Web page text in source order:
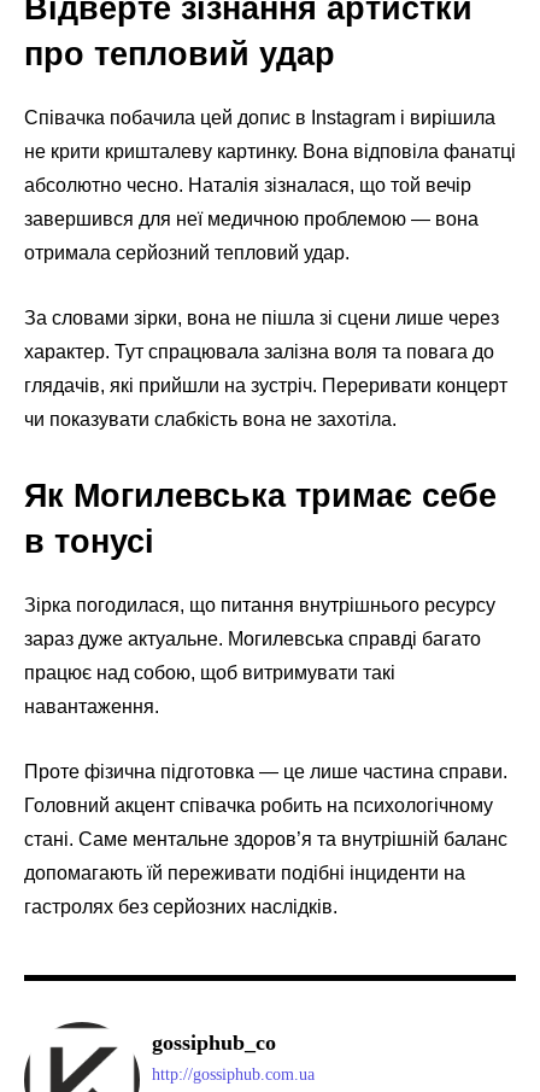
Відверте зізнання артистки
про тепловий удар
Співачка побачила цей допис в Instagram і вирішила
не крити кришталеву картинку. Вона відповіла фанатці
абсолютно чесно. Наталія зізналася, що той вечір
завершився для неї медичною проблемою — вона
отримала серйозний тепловий удар.
За словами зірки, вона не пішла зі сцени лише через
характер. Тут спрацювала залізна воля та повага до
глядачів, які прийшли на зустріч. Переривати концерт
чи показувати слабкість вона не захотіла.
Як Могилевська тримає себе
в тонусі
Зірка погодилася, що питання внутрішнього ресурсу
зараз дуже актуальне. Могилевська справді багато
працює над собою, щоб витримувати такі
навантаження.
Проте фізична підготовка — це лише частина справи.
Головний акцент співачка робить на психологічному
стані. Саме ментальне здоров’я та внутрішній баланс
допомагають їй переживати подібні інциденти на
гастролях без серйозних наслідків.
gossiphub_co
http://gossiphub.com.ua